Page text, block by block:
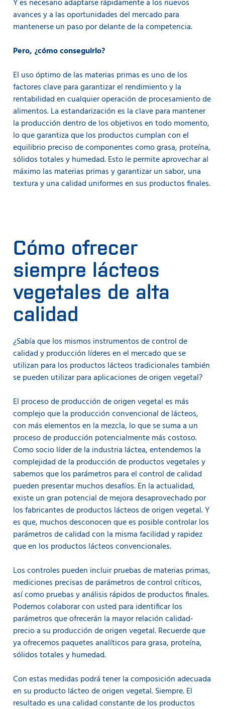
Y es necesario adaptarse rápidamente a los nuevos
avances y a las oportunidades del mercado para
mantenerse un paso por delante de la competencia.
Pero, ¿cómo conseguirlo?
El uso óptimo de las materias primas es uno de los
factores clave para garantizar el rendimiento y la
rentabilidad en cualquier operación de procesamiento de
alimentos. La estandarización es la clave para mantener
la producción dentro de los objetivos en todo momento,
lo que garantiza que los productos cumplan con el
equilibrio preciso de componentes como grasa, proteína,
sólidos totales y humedad. Esto le permite aprovechar al
máximo las materias primas y garantizar un sabor, una
textura y una calidad uniformes en sus productos finales.
Cómo ofrecer
siempre lácteos
vegetales de alta
calidad
¿Sabía que los mismos instrumentos de control de
calidad y producción líderes en el mercado que se
utilizan para los productos lácteos tradicionales también
se pueden utilizar para aplicaciones de origen vegetal?
El proceso de producción de origen vegetal es más
complejo que la producción convencional de lácteos,
con más elementos en la mezcla, lo que se suma a un
proceso de producción potencialmente más costoso.
Como socio líder de la industria láctea, entendemos la
complejidad de la producción de productos vegetales y
sabemos que los parámetros para el control de calidad
pueden presentar muchos desafíos. En la actualidad,
existe un gran potencial de mejora desaprovechado por
los fabricantes de productos lácteos de origen vegetal. Y
es que, muchos desconocen que es posible controlar los
parámetros de calidad con la misma facilidad y rapidez
que en los productos lácteos convencionales.
Los controles pueden incluir pruebas de materias primas,
mediciones precisas de parámetros de control críticos,
así como pruebas y análisis rápidos de productos finales.
Podemos colaborar con usted para identificar los
parámetros que ofrecerán la mayor relación calidad-
precio a su producción de origen vegetal. Recuerde que
ya ofrecemos paquetes analíticos para grasa, proteína,
sólidos totales y humedad.
Con estas medidas podrá tener la composición adecuada
en su producto lácteo de origen vegetal. Siempre. El
resultado es una calidad constante de los productos